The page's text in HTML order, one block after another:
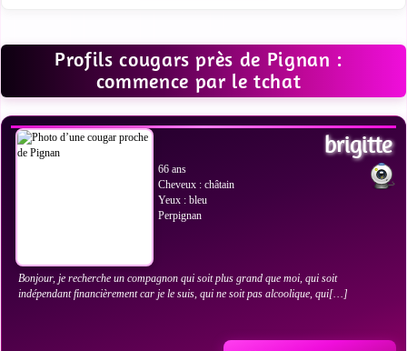
Profils cougars près de Pignan :
commence par le tchat
VOIR LES PHOTOS
brigitte
66 ans
Cheveux : châtain
Yeux : bleu
Perpignan
Bonjour, je recherche un compagnon qui soit plus grand que moi, qui soit
indépendant financièrement car je le suis, qui ne soit pas alcoolique, qui[…]